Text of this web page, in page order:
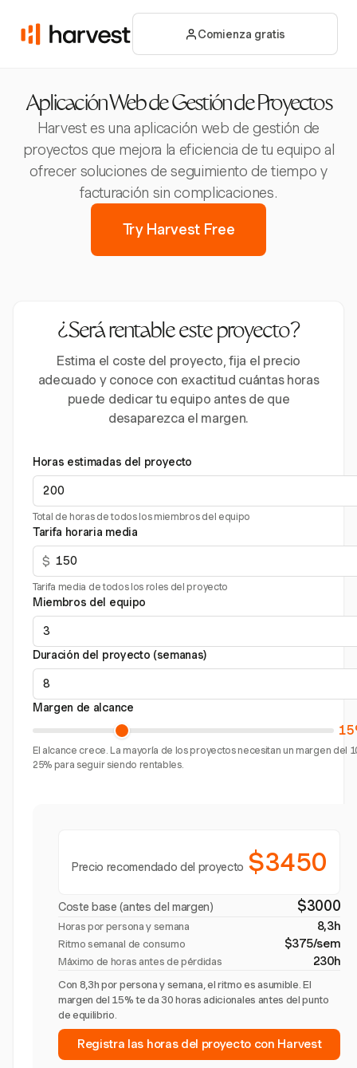
Comienza gratis
Aplicación Web de Gestión de Proyectos
Harvest es una aplicación web de gestión de
proyectos que mejora la eficiencia de tu equipo al
ofrecer soluciones de seguimiento de tiempo y
facturación sin complicaciones.
Try Harvest Free
¿Será rentable este proyecto?
Estima el coste del proyecto, fija el precio
adecuado y conoce con exactitud cuántas horas
puede dedicar tu equipo antes de que
desaparezca el margen.
Horas estimadas del proyecto
Total de horas de todos los miembros del equipo
Tarifa horaria media
$
Tarifa media de todos los roles del proyecto
Miembros del equipo
Duración del proyecto (semanas)
Margen de alcance
El alcance crece. La mayoría de los proyectos necesitan un margen del
25% para seguir siendo rentables.
Precio recomendado del proyecto $3450
Coste base (antes del margen) $3000
Horas por persona y semana 8,3h
Ritmo semanal de consumo $375/sem
Máximo de horas antes de pérdidas 230h
Con 8,3h por persona y semana, el ritmo es asumible. El
margen del 15% te da 30 horas adicionales antes del punto
de equilibrio.
Registra las horas del proyecto con Harvest